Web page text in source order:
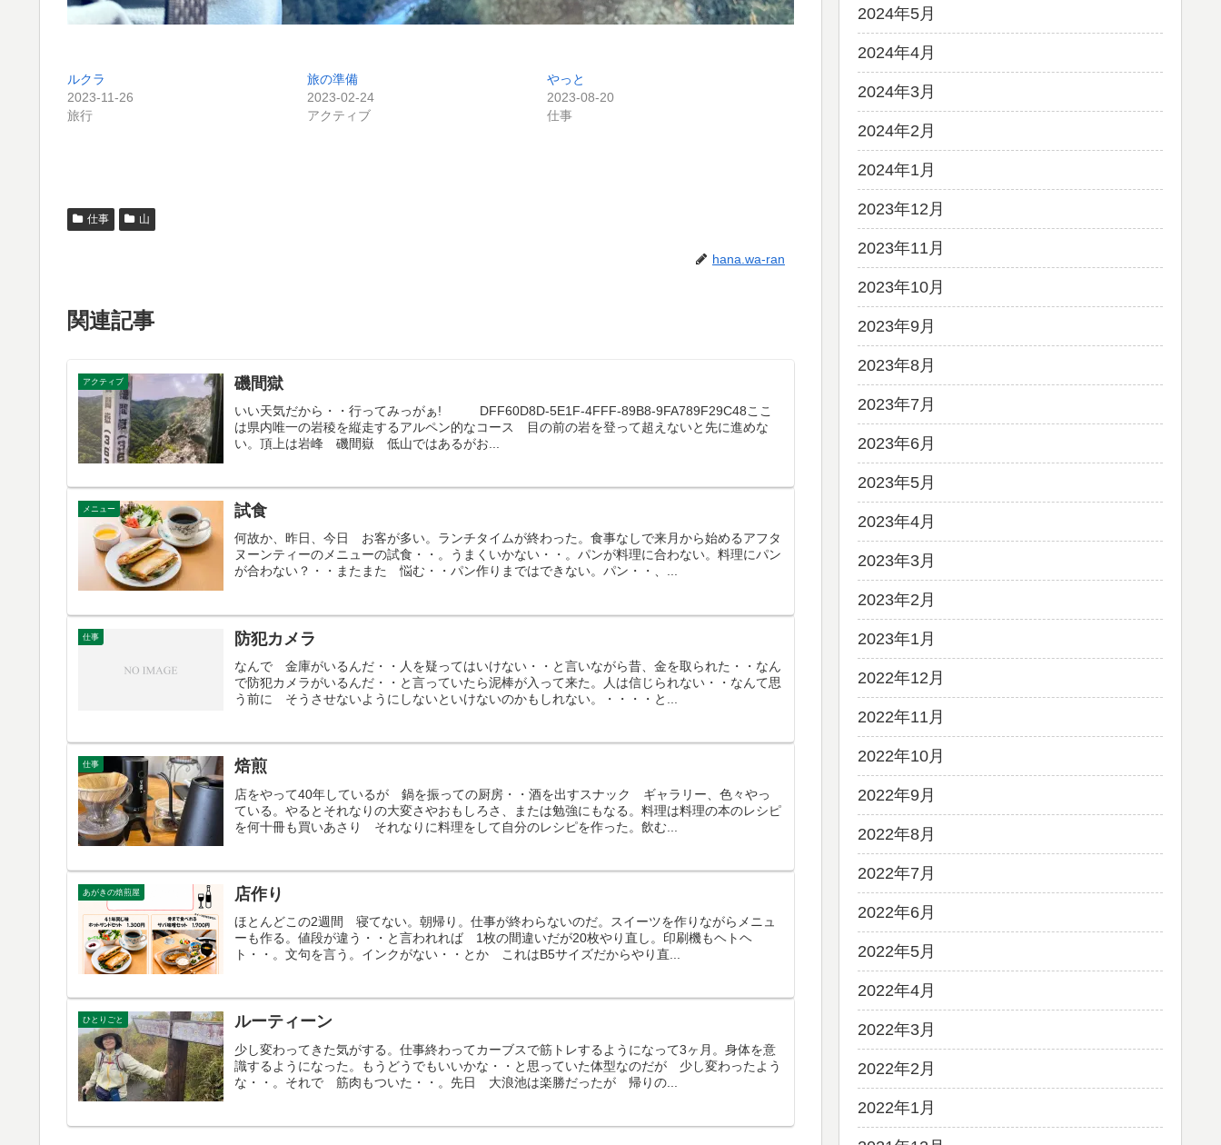
ルクラ
2023-11-26
旅行
旅の準備
2023-02-24
アクティブ
やっと
2023-08-20
仕事
仕事 山
hana.wa-ran
関連記事
アクティブ 磯間獄
いい天気だから・・行ってみっがぁ! DFF60D8D-5E1F-4FFF-89B8-9FA789F29C48ここ
は県内唯一の岩稜を縦走するアルペン的なコース 目の前の岩を登って超えないと先に進めな
い。頂上は岩峰 磯間嶽 低山ではあるがお...
メニュー 試食
何故か、昨日、今日 お客が多い。ランチタイムが終わった。食事なしで来月から始めるアフタ
ヌーンティーのメニューの試食・・。うまくいかない・・。パンが料理に合わない。料理にパン
が合わない？・・またまた 悩む・・パン作りまではできない。パン・・、...
仕事 防犯カメラ
なんで 金庫がいるんだ・・人を疑ってはいけない・・と言いながら昔、金を取られた・・なん
で防犯カメラがいるんだ・・と言っていたら泥棒が入って来た。人は信じられない・・なんて思
う前に そうさせないようにしないといけないのかもしれない。・・・・と...
仕事 焙煎
店をやって40年しているが 鍋を振っての厨房・・酒を出すスナック ギャラリー、色々やっ
ている。やるとそれなりの大変さやおもしろさ、または勉強にもなる。料理は料理の本のレシピ
を何十冊も買いあさり それなりに料理をして自分のレシピを作った。飲む...
あがきの焙煎屋 店作り
ほとんどこの2週間 寝てない。朝帰り。仕事が終わらないのだ。スイーツを作りながらメニュ
ーも作る。値段が違う・・と言われれば 1枚の間違いだが20枚やり直し。印刷機もヘトヘ
ト・・。文句を言う。インクがない・・とか これはB5サイズだからやり直...
ひとりごと ルーティーン
少し変わってきた気がする。仕事終わってカーブスで筋トレするようになって3ヶ月。身体を意
識するようになった。もうどうでもいいかな・・と思っていた体型なのだが 少し変わったよう
な・・。それで 筋肉もついた・・。先日 大浪池は楽勝だったが 帰りの...
2024年5月
2024年4月
2024年3月
2024年2月
2024年1月
2023年12月
2023年11月
2023年10月
2023年9月
2023年8月
2023年7月
2023年6月
2023年5月
2023年4月
2023年3月
2023年2月
2023年1月
2022年12月
2022年11月
2022年10月
2022年9月
2022年8月
2022年7月
2022年6月
2022年5月
2022年4月
2022年3月
2022年2月
2022年1月